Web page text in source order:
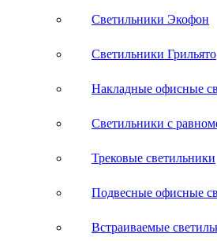
Светильники Экофон
Светильники Грильято
Накладные офисные
Светильники с
Трековые светильники
Подвесные офисные
Встраиваемые